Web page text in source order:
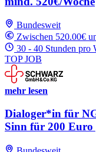
Bundesweit
Zwischen 520.00€
30 - 40 Stunden pro
TOP JOB
mehr lesen
Dialoger*in für
Sinn für 200 Euro